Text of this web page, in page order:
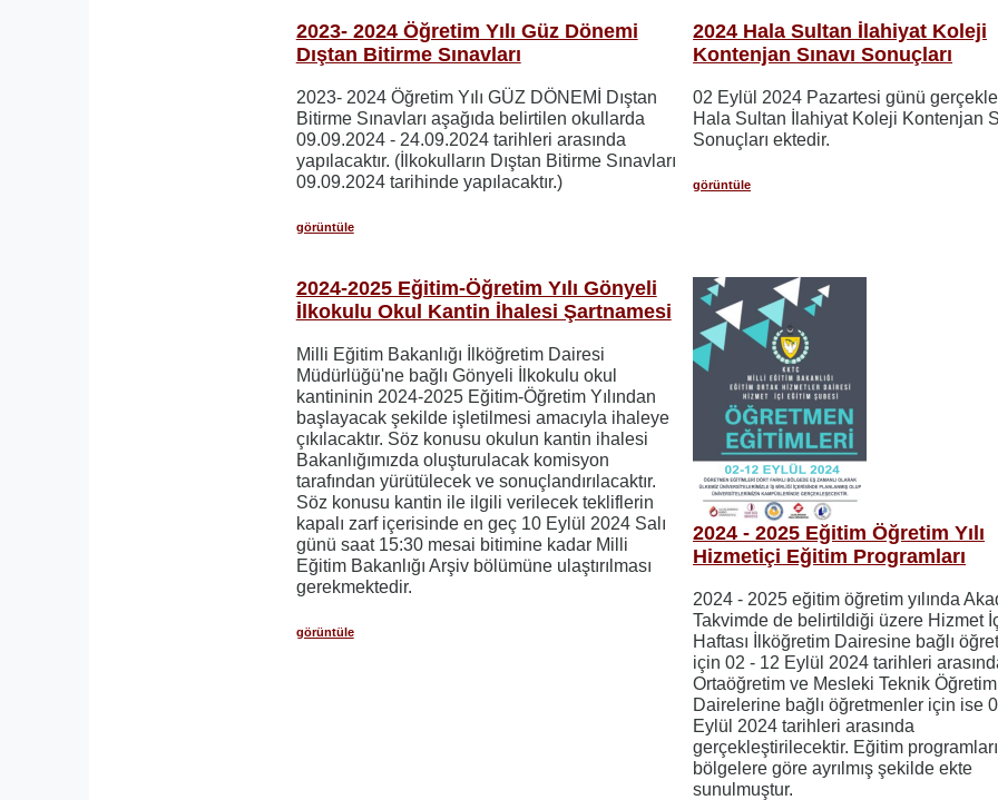
2023- 2024 Öğretim Yılı Güz Dönemi
Dıştan Bitirme Sınavları
2023- 2024 Öğretim Yılı GÜZ DÖNEMİ Dıştan
Bitirme Sınavları aşağıda belirtilen okullarda
09.09.2024 - 24.09.2024 tarihleri arasında
yapılacaktır. (İlkokulların Dıştan Bitirme Sınavları
09.09.2024 tarihinde yapılacaktır.)
görüntüle
2024 Hala Sultan İlahiyat Koleji
Kontenjan Sınavı Sonuçları
02 Eylül 2024 Pazartesi günü
Hala Sultan İlahiyat Koleji Kontenjan
Sonuçları ektedir.
görüntüle
2024-2025 Eğitim-Öğretim Yılı Gönyeli
İlkokulu Okul Kantin İhalesi Şartnamesi
Milli Eğitim Bakanlığı İlköğretim Dairesi
Müdürlüğü'ne bağlı Gönyeli İlkokulu okul
kantininin 2024-2025 Eğitim-Öğretim Yılından
başlayacak şekilde işletilmesi amacıyla ihaleye
çıkılacaktır. Söz konusu okulun kantin ihalesi
Bakanlığımızda oluşturulacak komisyon
tarafından yürütülecek ve sonuçlandırılacaktır.
Söz konusu kantin ile ilgili verilecek tekliflerin
kapalı zarf içerisinde en geç 10 Eylül 2024 Salı
günü saat 15:30 mesai bitimine kadar Milli
Eğitim Bakanlığı Arşiv bölümüne ulaştırılması
gerekmektedir.
görüntüle
2024 - 2025 Eğitim Öğretim Yılı
Hizmetiçi Eğitim Programları
2024 - 2025 eğitim öğretim yılında
Takvimde de belirtildiği üzere Hizmet
Haftası İlköğretim Dairesine bağlı
için 02 - 12 Eylül 2024 tarihleri
Ortaöğretim ve Mesleki Teknik Öğretim
Dairelerine bağlı öğretmenler için ise
Eylül 2024 tarihleri arasında
gerçekleştirilecektir. Eğitim programları
bölgelere göre ayrılmış şekilde ekte
sunulmuştur.